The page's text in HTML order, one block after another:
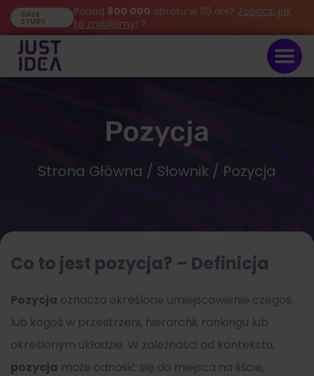
CASE
STUDY
Ponad 800 000 obrotu w 30 dni? Zobacz, jak
to zrobiliśmy! ?
Pozycja
Strona Główna / Słownik / Pozycja
Co to jest pozycja? – Definicja
Pozycja oznacza określone umiejscowienie czegoś
lub kogoś w przestrzeni, hierarchii, rankingu lub
określonym układzie. W zależności od kontekstu,
pozycja może odnosić się do miejsca na liście,